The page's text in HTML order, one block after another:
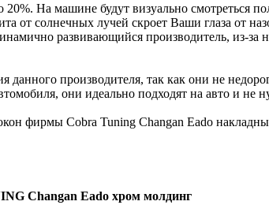
На машине будут визуально смотреться
от солнечных лучей скроет Ваши глаза от
развивающийся производитель, из-
производителя, так как они не
они идеально подходят на авто и не
фирмы Cobra Tuning Changan Eado
Changan Eado хром молдинг